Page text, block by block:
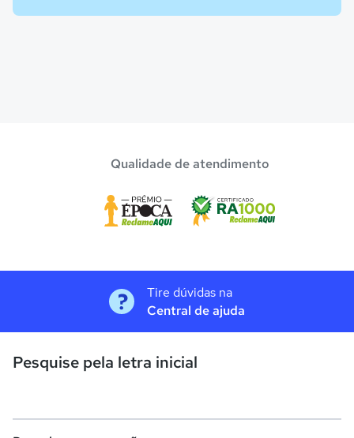
Qualidade de atendimento
Tire dúvidas na
Central de ajuda
Pesquise pela letra inicial